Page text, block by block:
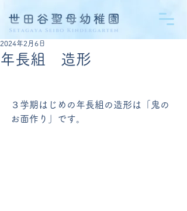
年長組 造形
2024年2月6日
３学期はじめの年長組の造形は「鬼の
お面作り」です。